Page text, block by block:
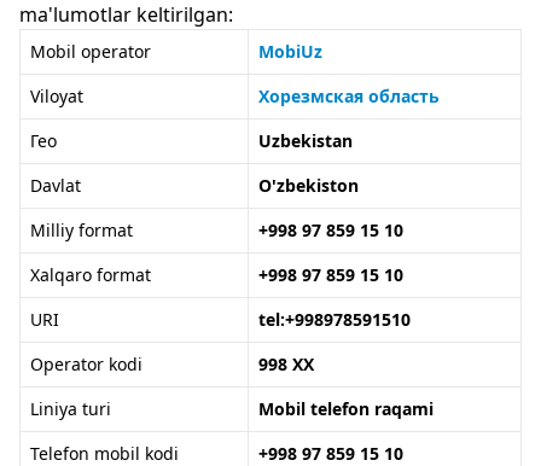
ma'lumotlar keltirilgan:
Mobil operator
MobiUz
Viloyat
Хорезмская область
Гео
Uzbekistan
Davlat
O'zbekiston
Milliy format
+998 97 859 15 10
Xalqaro format
+998 97 859 15 10
URI
tel:+998978591510
Operator kodi
998 XX
Liniya turi
Mobil telefon raqami
Telefon mobil kodi
+998 97 859 15 10